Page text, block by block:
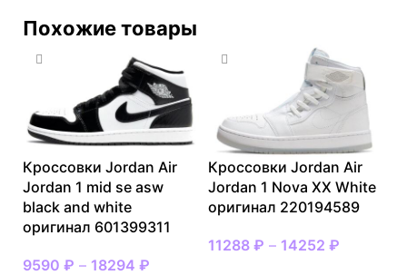
Похожие товары
Кроссовки Jordan Air
Jordan 1 mid se asw
black and white
оригинал 601399311
9590 ₽ – 18294 ₽
Кроссовки Jordan Air
Jordan 1 Nova XX White
оригинал 220194589
11288 ₽ – 14252 ₽